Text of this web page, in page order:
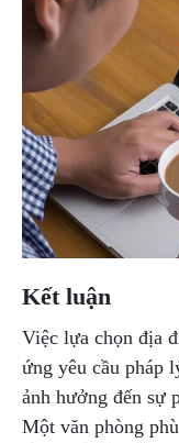
Kết luận
Việc lựa chọn địa
ứng yêu cầu pháp
ảnh hưởng đến sự
Một văn phòng